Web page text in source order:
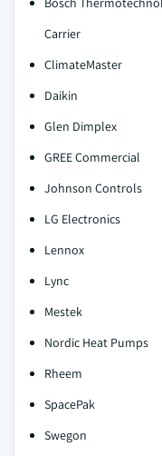
Carrier
ClimateMaster
Daikin
Glen Dimplex
GREE Commercial
Johnson Controls
LG Electronics
Lennox
Lync
Mestek
Nordic Heat Pumps
Rheem
SpacePak
Swegon